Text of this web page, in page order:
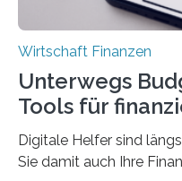
Wirtschaft Finanzen
Unterwegs
Tools für
Digitale Helfer sind
Sie damit auch Ihre